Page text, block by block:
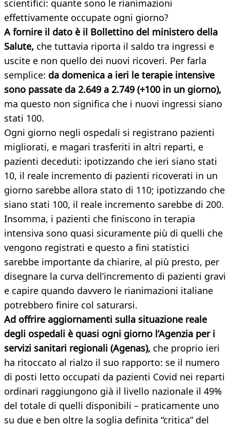
scientifici: quante sono le rianimazioni
effettivamente occupate ogni giorno?
A fornire il dato è il Bollettino del ministero della
Salute, che tuttavia riporta il saldo tra ingressi e
uscite e non quello dei nuovi ricoveri. Per farla
semplice: da domenica a ieri le terapie intensive
sono passate da 2.649 a 2.749 (+100 in un giorno),
ma questo non significa che i nuovi ingressi siano
stati 100.
Ogni giorno negli ospedali si registrano pazienti
migliorati, e magari trasferiti in altri reparti, e
pazienti deceduti: ipotizzando che ieri siano stati
10, il reale incremento di pazienti ricoverati in un
giorno sarebbe allora stato di 110; ipotizzando che
siano stati 100, il reale incremento sarebbe di 200.
Insomma, i pazienti che finiscono in terapia
intensiva sono quasi sicuramente più di quelli che
vengono registrati e questo a fini statistici
sarebbe importante da chiarire, al più presto, per
disegnare la curva dell’incremento di pazienti gravi
e capire quando davvero le rianimazioni italiane
potrebbero finire col saturarsi.
Ad offrire aggiornamenti sulla situazione reale
degli ospedali è quasi ogni giorno l’Agenzia per i
servizi sanitari regionali (Agenas), che proprio ieri
ha ritoccato al rialzo il suo rapporto: se il numero
di posti letto occupati da pazienti Covid nei reparti
ordinari raggiungono già il livello nazionale il 49%
del totale di quelli disponibili – praticamente uno
su due e ben oltre la soglia definita “critica” del